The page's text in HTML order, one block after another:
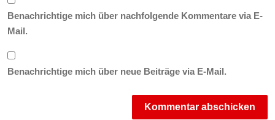
Benachrichtige mich über nachfolgende Kommentare via E-
Mail.
Benachrichtige mich über neue Beiträge via E-Mail.